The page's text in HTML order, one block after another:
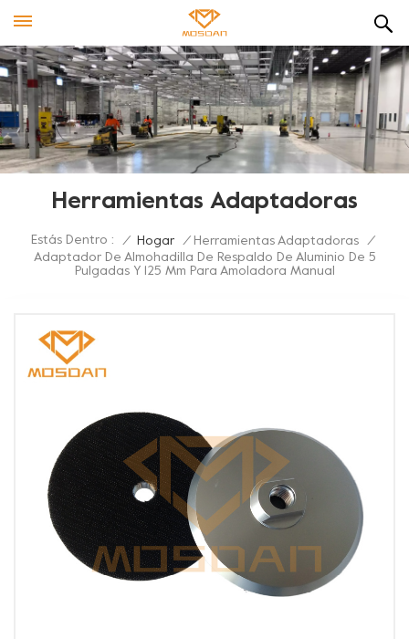
Herramientas Adaptadoras
Estás Dentro : / Hogar / Herramientas Adaptadoras
/
Adaptador De Almohadilla De Respaldo De Aluminio De 5
Pulgadas Y 125 Mm Para Amoladora Manual